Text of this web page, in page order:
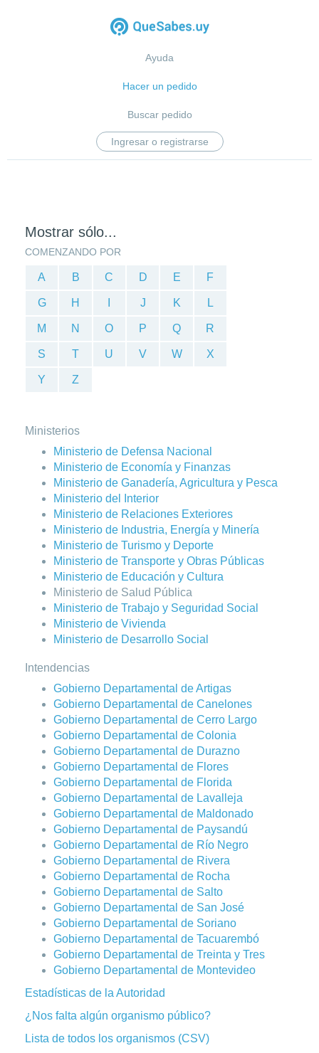
Ayuda
Hacer un pedido
Buscar pedido
Ingresar o registrarse
Mostrar sólo...
COMENZANDO POR
A B C D E F
G H J K L
M N O P Q R
S T U V W X
Y Z
Ministerios
Ministerio de Defensa Nacional
Ministerio de Economía y Finanzas
Ministerio de Ganadería, Agricultura y Pesca
Ministerio del Interior
Ministerio de Relaciones Exteriores
Ministerio de Industria, Energía y Minería
Ministerio de Turismo y Deporte
Ministerio de Transporte y Obras Públicas
Ministerio de Educación y Cultura
Ministerio de Salud Pública
Ministerio de Trabajo y Seguridad Social
Ministerio de Vivienda
Ministerio de Desarrollo Social
Intendencias
Gobierno Departamental de Artigas
Gobierno Departamental de Canelones
Gobierno Departamental de Cerro Largo
Gobierno Departamental de Colonia
Gobierno Departamental de Durazno
Gobierno Departamental de Flores
Gobierno Departamental de Florida
Gobierno Departamental de Lavalleja
Gobierno Departamental de Maldonado
Gobierno Departamental de Paysandú
Gobierno Departamental de Río Negro
Gobierno Departamental de Rivera
Gobierno Departamental de Rocha
Gobierno Departamental de Salto
Gobierno Departamental de San José
Gobierno Departamental de Soriano
Gobierno Departamental de Tacuarembó
Gobierno Departamental de Treinta y Tres
Gobierno Departamental de Montevideo
Estadísticas de la Autoridad
¿Nos falta algún organismo público?
Lista de todos los organismos (CSV)